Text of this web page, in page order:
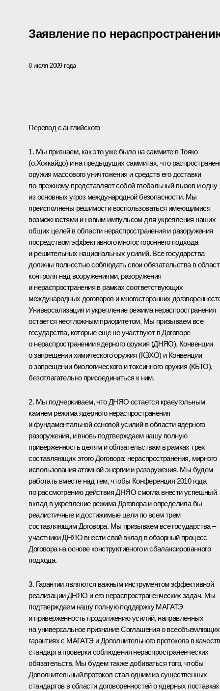
Заявление по
8 июля 2009 года
Перевод с английского
1. Мы признаем, как это уже было на саммите в Тояко
(о.Хоккайдо) и на предыдущих саммитах, что
оружия массового уничтожения и средств его доставки
по‑прежнему представляет собой глобальный вызов и одну
из основных угроз международной безопасности. Мы
преисполнены решимости воспользоваться имеющимися
возможностями и новым импульсом для укрепления наших
общих целей в области нераспространения и разоружения
посредством эффективного многостороннего подхода
и решительных национальных усилий. Все государства
должны полностью соблюдать свои обязательства в
контроля над вооружениями, разоружения
и нераспространения в рамках соответствующих
международных договоров и многосторонних
Универсализация и укрепление режима нераспространения
остается неотложным приоритетом. Мы призываем все
государства, которые еще не участвуют в Договоре
о нераспространении ядерного оружия (ДНЯО), Конвенции
о запрещении химического оружия (КЗХО) и Конвенции
о запрещении биологического и токсинного оружия (КБТО),
безотлагательно присоединиться к ним.
2. Мы подчеркиваем, что ДНЯО остается краеугольным
камнем режима ядерного нераспространения
и фундаментальной основой усилий в области ядерного
разоружения, и вновь подтверждаем нашу полную
приверженность целям и обязательствам в рамках трех
составляющих этого Договора: нераспространения, мирного
использования атомной энергии и разоружения. Мы будем
работать вместе над тем, чтобы Конференция 2010 года
по рассмотрению действия ДНЯО смогла внести успешный
вклад в укрепление режима Договора и определила бы
реалистичные и достижимые цели по всем трем
составляющим Договора. Мы призываем все государства –
участники ДНЯО внести свой вклад в обзорный процесс
Договора на основе конструктивного и сбалансированного
подхода.
3. Гарантии являются важным инструментом эффективной
реализации ДНЯО и его нераспространенческих задач. Мы
подтверждаем нашу полную поддержку МАГАТЭ
и приверженность продолжению усилий, направленных
на универсальное признание Соглашения о всеобъемлющих
гарантиях с МАГАТЭ и Дополнительного протокола в
стандарта проверки соблюдения нераспространенческих
обязательств. Мы будем также добиваться того, чтобы
Дополнительный протокол стал одним из существенных
стандартов в области договоренностей о ядерных